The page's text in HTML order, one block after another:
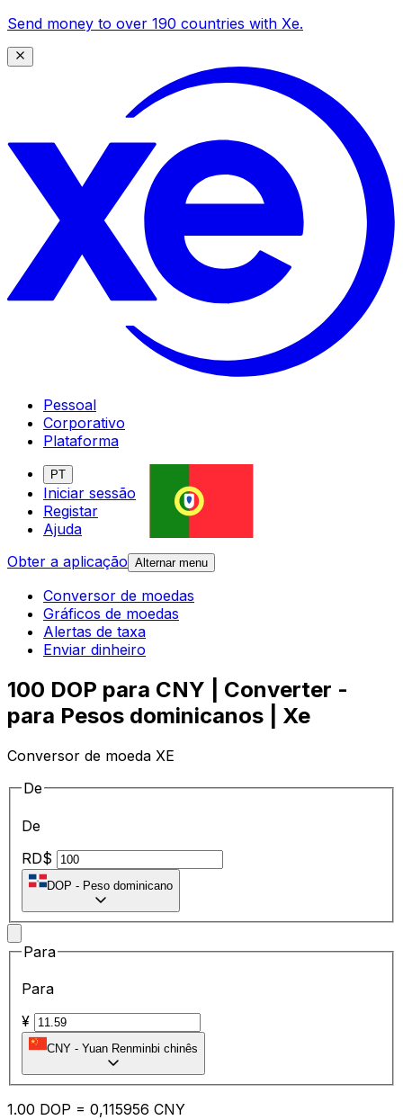
Send money to over 190 countries with Xe.
Pessoal
Corporativo
Plataforma
PT
Iniciar sessão
Registar
Ajuda
Obter a aplicação Alternar menu
Conversor de moedas
Gráficos de moedas
Alertas de taxa
Enviar dinheiro
100 DOP para CNY | Converter -
para Pesos dominicanos | Xe
Conversor de moeda XE
De
De
RD$
DOP - Peso dominicano
Para
Para
¥
CNY - Yuan Renminbi chinês
1.00 DOP = 0,115956 CNY